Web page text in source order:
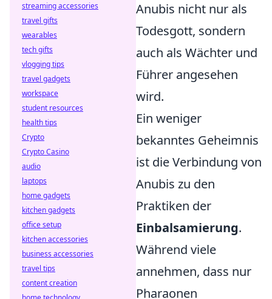
Anubis nicht nur als
Todesgott, sondern
auch als Wächter und
Führer angesehen
wird.
Ein weniger
bekanntes Geheimnis
ist die Verbindung von
Anubis zu den
Praktiken der
Einbalsamierung.
Während viele
annehmen, dass nur
Pharaonen
streaming accessories
travel gifts
wearables
tech gifts
vlogging tips
travel gadgets
workspace
student resources
health tips
Crypto
Crypto Casino
audio
laptops
home gadgets
kitchen gadgets
office setup
kitchen accessories
business accessories
travel tips
content creation